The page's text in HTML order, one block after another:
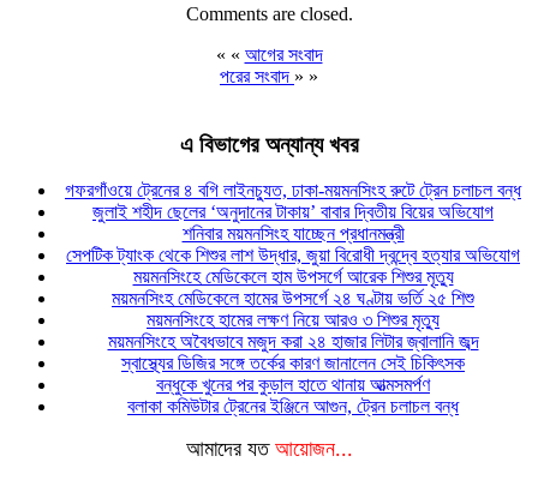
Comments are closed.
« « আগের সংবাদ
পরের সংবাদ » »
এ বিভাগের অন্যান্য খবর
গফরগাঁওয়ে ট্রেনের ৪ বগি লাইনচ্যুত, ঢাকা-ময়মনসিংহ রুটে ট্রেন চলাচল বন্ধ
জুলাই শহীদ ছেলের ‘অনুদানের টাকায়’ বাবার দ্বিতীয় বিয়ের অভিযোগ
শনিবার ময়মনসিংহ যাচ্ছেন প্রধানমন্ত্রী
সেপটিক ট্যাংক থেকে শিশুর লাশ উদ্ধার, জুয়া বিরোধী দ্বন্দ্বে হত্যার অভিযোগ
ময়মনসিংহে মেডিকেলে হাম উপসর্গে আরেক শিশুর মৃত্যু
ময়মনসিংহ মেডিকেলে হামের উপসর্গে ২৪ ঘণ্টায় ভর্তি ২৫ শিশু
ময়মনসিংহে হামের লক্ষণ নিয়ে আরও ৩ শিশুর মৃত্যু
ময়মনসিংহে অবৈধভাবে মজুদ করা ২৪ হাজার লিটার জ্বালানি জব্দ
স্বাস্থ্যের ডিজির সঙ্গে তর্কের কারণ জানালেন সেই চিকিৎসক
বন্ধুকে খুনের পর কুড়াল হাতে থানায় আত্মসমর্পণ
বলাকা কমিউটার ট্রেনের ইঞ্জিনে আগুন, ট্রেন চলাচল বন্ধ
আমাদের যত আয়োজন...